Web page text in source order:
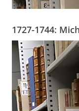
1727-1744: